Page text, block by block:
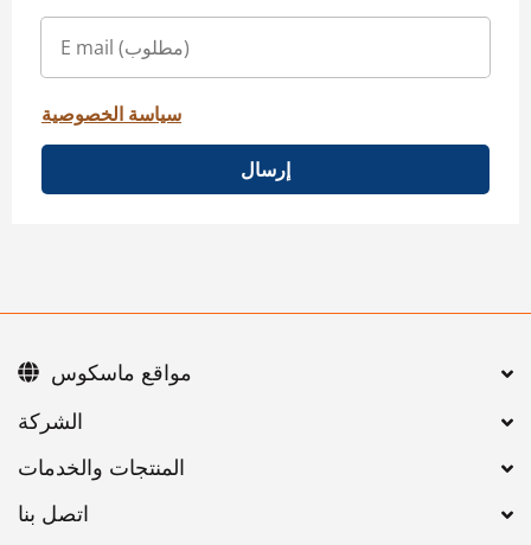
سياسة الخصوصية
إرسال
اتصل بنا
مواقع ماسكوس